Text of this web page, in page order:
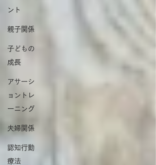
ント
親子関係
子どもの
成長
アサーシ
ョントレ
ーニング
夫婦関係
認知行動
療法